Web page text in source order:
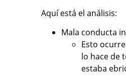
Aquí está el análisis:
Mala conducta
Esto
lo hace de
estaba